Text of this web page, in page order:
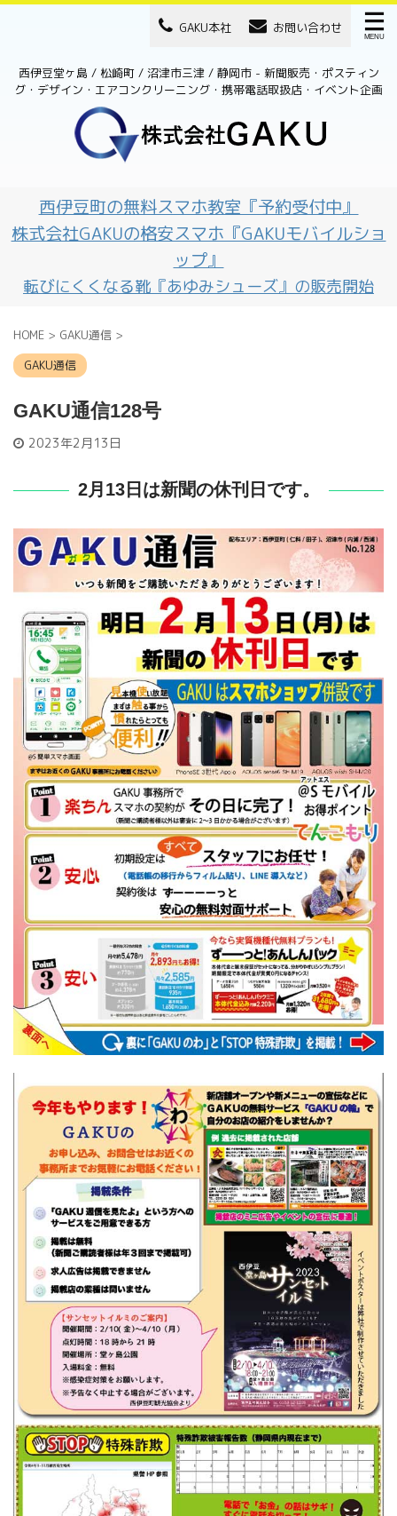
GAKU本社 お問い合わせ
西伊豆堂ヶ島 / 松崎町 / 沼津市三津 / 静岡市 - 新聞販売・ポスティン
グ・デザイン・エアコンクリーニング・携帯電話取扱店・イベント企画
西伊豆町の無料スマホ教室『予約受付中』
株式会社GAKUの格安スマホ『GAKUモバイルショ
ップ』
転びにくくなる靴『あゆみシューズ』の販売開始
HOME > GAKU通信 >
GAKU通信
GAKU通信128号
2023年2月13日
2月13日は新聞の休刊日です。